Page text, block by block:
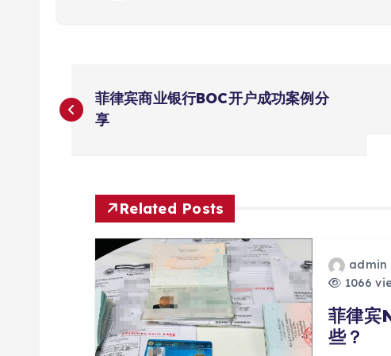
文
章
菲律宾商业银行BOC开户成功案例分
享
Related Posts
admin
1066
菲律宾
些？